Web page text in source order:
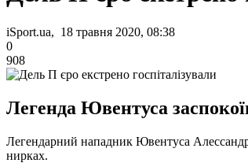
iSport.ua, 18 травня 2020, 08:38
0
908
Легенда Ювентуса
Легендарний нападник Ювентуса
нирках.